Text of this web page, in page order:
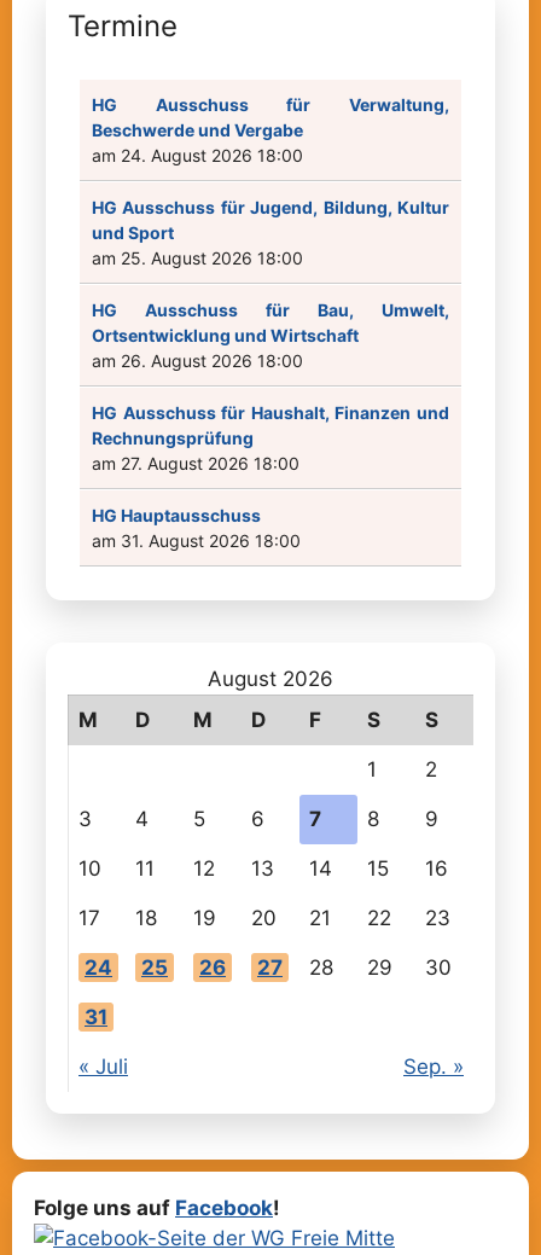
Termine
HG Ausschuss für Verwaltung,
Beschwerde und Vergabe
am 24. August 2026 18:00
HG Ausschuss für Jugend, Bildung, Kultur
und Sport
am 25. August 2026 18:00
HG Ausschuss für Bau, Umwelt,
Ortsentwicklung und Wirtschaft
am 26. August 2026 18:00
HG Ausschuss für Haushalt, Finanzen und
Rechnungsprüfung
am 27. August 2026 18:00
HG Hauptausschuss
am 31. August 2026 18:00
August 2026
M
D M D F S S
1 2
3 4 5 6 7 8 9
10 11 12 13 14 15 16
17 18 19 20 21 22 23
24 25 26 27 28 29 30
31
« Juli Sep. »
Folge uns auf Facebook!